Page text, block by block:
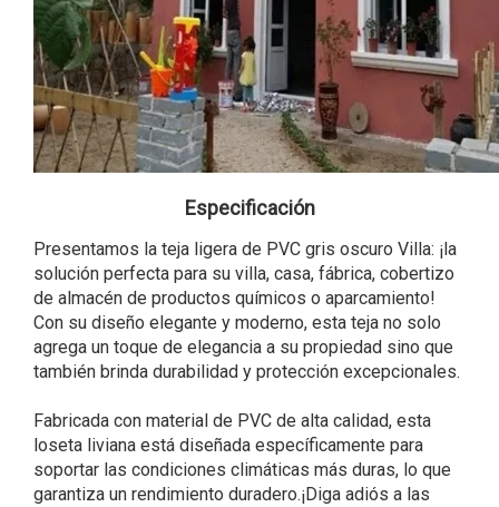
Especificación
Presentamos la teja ligera de PVC gris oscuro Villa: ¡la
solución perfecta para su villa, casa, fábrica, cobertizo
de almacén de productos químicos o aparcamiento!
Con su diseño elegante y moderno, esta teja no solo
agrega un toque de elegancia a su propiedad sino que
también brinda durabilidad y protección excepcionales.
Fabricada con material de PVC de alta calidad, esta
loseta liviana está diseñada específicamente para
soportar las condiciones climáticas más duras, lo que
garantiza un rendimiento duradero.¡Diga adiós a las